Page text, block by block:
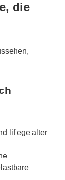
die
liflege alter